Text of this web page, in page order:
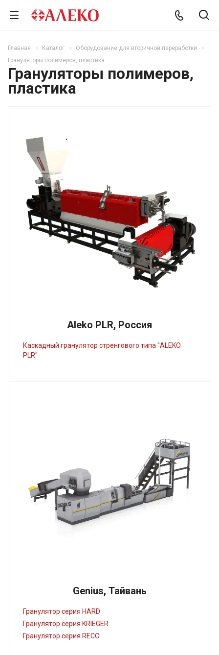
Главная Каталог
Оборудование для вторичной переработки
Грануляторы полимеров, пластика
Грануляторы полимеров,
пластика
Aleko PLR, Россия
Каскадный гранулятор стренгового типа "ALEKO
PLR"
Genius, Тайвань
Гранулятор серия HARD
Гранулятор серия KRIEGER
Гранулятор серия RECO